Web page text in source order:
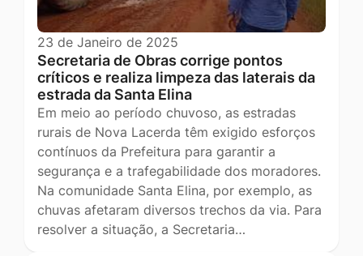
23 de Janeiro de 2025
Secretaria de Obras corrige pontos
críticos e realiza limpeza das laterais da
estrada da Santa Elina
Em meio ao período chuvoso, as estradas
rurais de Nova Lacerda têm exigido esforços
contínuos da Prefeitura para garantir a
segurança e a trafegabilidade dos moradores.
Na comunidade Santa Elina, por exemplo, as
chuvas afetaram diversos trechos da via. Para
resolver a situação, a Secretaria…